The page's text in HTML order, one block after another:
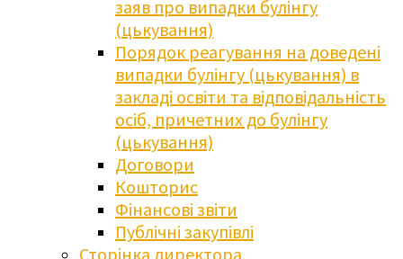
заяв про випадки булінгу
(цькування)
Порядок реагування на доведені
випадки булінгу (цькування) в
закладі освіти та відповідальність
осіб, причетних до булінгу
(цькування)
Договори
Кошторис
Фінансові звіти
Публічні закупівлі
Сторінка директора